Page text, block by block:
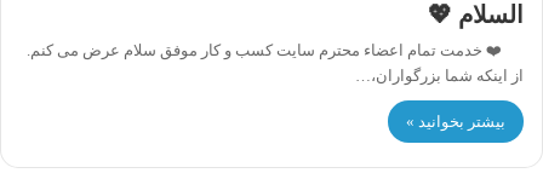
السلام 💖
❤️ خدمت تمام اعضاء محترم سایت کسب و کار موفق سلام عرض می کنم.
از اینکه شما بزرگواران،…
بیشتر بخوانید »